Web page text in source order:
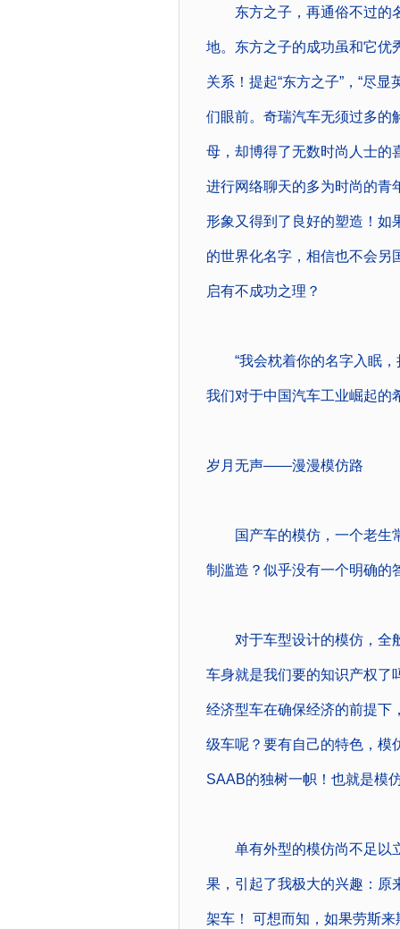
东方之子，再通俗不过的名
地。东方之子的成功虽和它优
关系！提起“东方之子”，“尽
们眼前。奇瑞汽车无须过多的
母，却博得了无数时尚人士的
进行网络聊天的多为时尚的青
形象又得到了良好的塑造！如
的世界化名字，相信也不会另
启有不成功之理？
“我会枕着你的名字入眠，
我们对于中国汽车工业崛起的
岁月无声――漫漫模仿路
国产车的模仿，一个老生常
制滥造？似乎没有一个明确
对于车型设计的模仿，全般
车身就是我们要的知识产权了
经济型车在确保经济的前提下
级车呢？要有自己的特色，模
SAAB的独树一帜！也就是模
单有外型的模仿尚不足以立
果，引起了我极大的兴趣：原
架车！ 可想而知，如果劳斯